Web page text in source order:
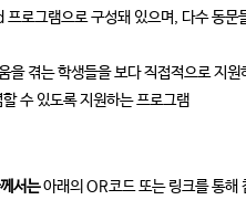
로그램으로 구성돼 있으며, 다수 동문
을 겪는 학생들을 보다 직접적으로 지원
수 있도록 지원하는 프로그램
서는아래의 OR코드 또는 링크를 통해